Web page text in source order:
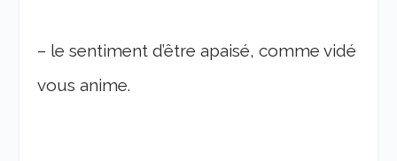
– le sentiment d’être apaisé, comme vidé
vous anime.